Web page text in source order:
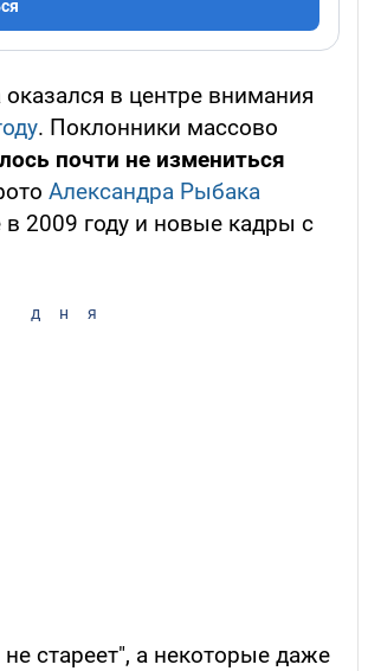
оказался в центре внимания
. Поклонники массово
почти не измениться
Александра Рыбака
2009 году и новые кадры с
дня
стареет", а некоторые даже